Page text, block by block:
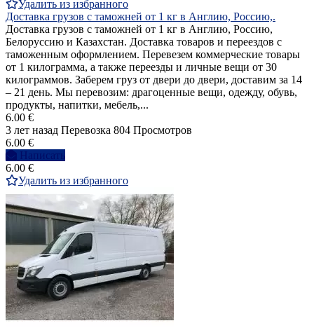
Удалить из избранного
Доставка грузов с таможней от 1 кг в Англию, Россию,.
Доставка грузов с таможней от 1 кг в Англию, Россию,
Белоруссию и Казахстан. Доставка товаров и переездов с
таможенным оформлением. Перевезем коммерческие товары
от 1 килограмма, а также переезды и личные вещи от 30
килограммов. Заберем груз от двери до двери, доставим за 14
– 21 день. Мы перевозим: драгоценные вещи, одежду, обувь,
продукты, напитки, мебель,...
6.00 €
3 лет назад Перевозка 804 Просмотров
6.00 €
Написать
6.00 €
Удалить из избранного